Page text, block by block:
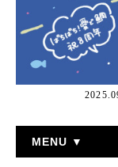
MENU ▼